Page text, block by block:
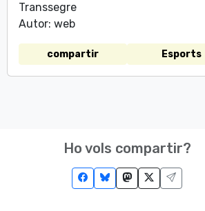
Transsegre
Autor: web
compartir Esports
Ho vols compartir?